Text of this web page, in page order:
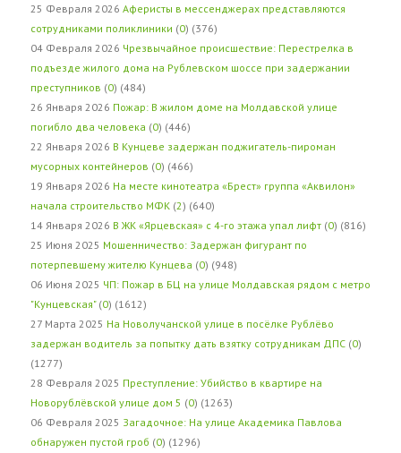
25 Февраля 2026 Аферисты в мессенджерах представляются
сотрудниками поликлиники (0) (376)
04 Февраля 2026 Чрезвычайное происшествие: Перестрелка в
подъезде жилого дома на Рублевском шоссе при задержании
преступников (0) (484)
26 Января 2026 Пожар: В жилом доме на Молдавской улице
погибло два человека (0) (446)
22 Января 2026 В Кунцеве задержан поджигатель-пироман
мусорных контейнеров (0) (466)
19 Января 2026 На месте кинотеатра «Брест» группа «Аквилон»
начала строительство МФК (2) (640)
14 Января 2026 В ЖК «Ярцевская» с 4-го этажа упал лифт (0) (816)
25 Июня 2025 Мошенничество: Задержан фигурант по
потерпевшему жителю Кунцева (0) (948)
06 Июня 2025 ЧП: Пожар в БЦ на улице Молдавская рядом с метро
"Кунцевская" (0) (1612)
27 Марта 2025 На Новолучанской улице в посёлке Рублёво
задержан водитель за попытку дать взятку сотрудникам ДПС (0)
(1277)
28 Февраля 2025 Преступление: Убийство в квартире на
Новорублёвской улице дом 5 (0) (1263)
06 Февраля 2025 Загадочное: На улице Академика Павлова
обнаружен пустой гроб (0) (1296)